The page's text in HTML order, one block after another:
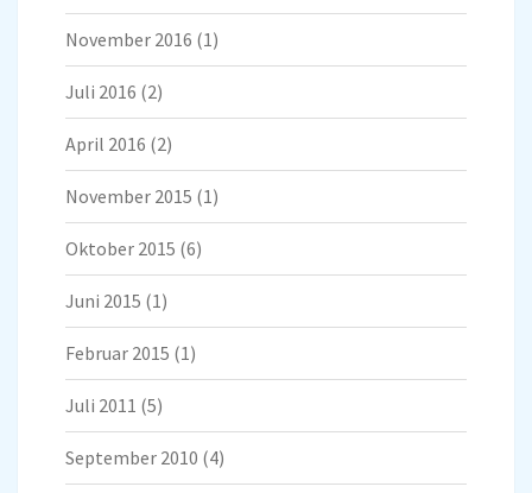
November 2016 (1)
Juli 2016 (2)
April 2016 (2)
November 2015 (1)
Oktober 2015 (6)
Juni 2015 (1)
Februar 2015 (1)
Juli 2011 (5)
September 2010 (4)